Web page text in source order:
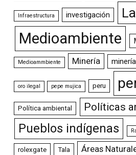
Infraestructura investigación
Medioambiente
Medioammbiente Minería
oro ilegal pepe mujica peru
Política ambiental Políticas
Pueblos indígenas
rolexgate Tala Áreas